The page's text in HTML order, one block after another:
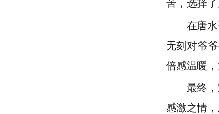
苦，选择
在唐
无刻对爷
倍感温暖
最终
感激之情